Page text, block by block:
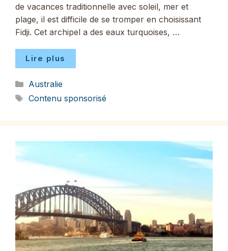
de vacances traditionnelle avec soleil, mer et
plage, il est difficile de se tromper en choisissant
Fidji. Cet archipel a des eaux turquoises, …
Lire plus
Catégories
Australie
Étiquettes
Contenu sponsorisé